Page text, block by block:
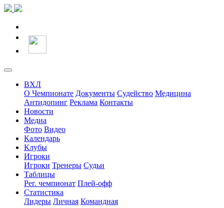
ВХЛ
О Чемпионате Документы Судейство Медицина
Антидопинг Реклама Контакты
Новости
Медиа
Фото Видео
Календарь
Клубы
Игроки
Игроки Тренеры Судьи
Таблицы
Рег. чемпионат Плей-офф
Статистика
Лидеры Личная Командная